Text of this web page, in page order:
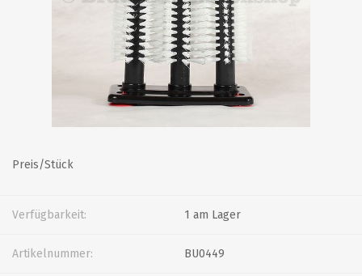
Preis/Stück
Verfügbarkeit: 1 am Lager
Artikelnummer: BU0449